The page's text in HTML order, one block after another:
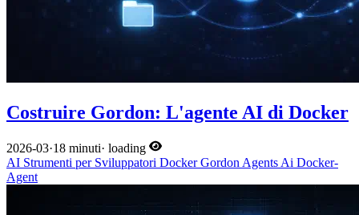
Costruire Gordon: L'agente AI di Docker
2026-03·18 minuti· loading
AI Strumenti per Sviluppatori DockerGordon Agents Ai Docker-
Agent